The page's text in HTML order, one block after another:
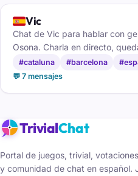
🇪🇸Vic
Chat de Vic para hablar con
Osona. Charla en directo,
haz amigos, gratis y sin
#cataluna #barcelona
💬 7 mensajes
TrivialChat
Portal de juegos, trivial,
y comunidad de chat en español.